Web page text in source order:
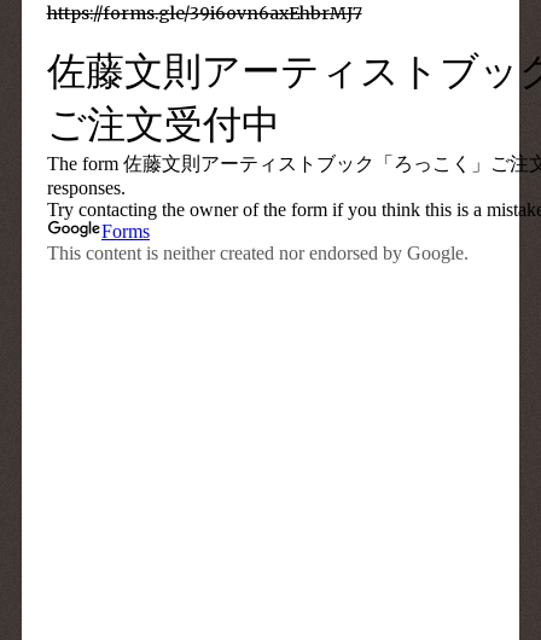
https://forms.gle/39i6ovn6axEhbrMJ7